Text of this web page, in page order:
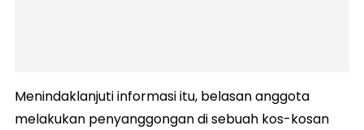
Menindaklanjuti informasi itu, belasan anggota
melakukan penyanggongan di sebuah kos-kosan